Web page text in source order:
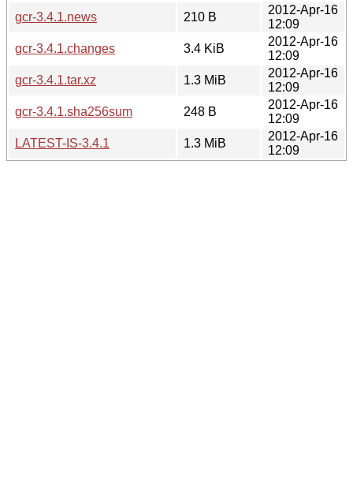
gcr-3.4.1.news
210 B
2012-Apr-16
12:09
gcr-3.4.1.changes
3.4 KiB
2012-Apr-16
12:09
gcr-3.4.1.tar.xz
1.3 MiB
2012-Apr-16
12:09
gcr-3.4.1.sha256sum
248 B
2012-Apr-16
12:09
LATEST-IS-3.4.1
1.3 MiB
2012-Apr-16
12:09